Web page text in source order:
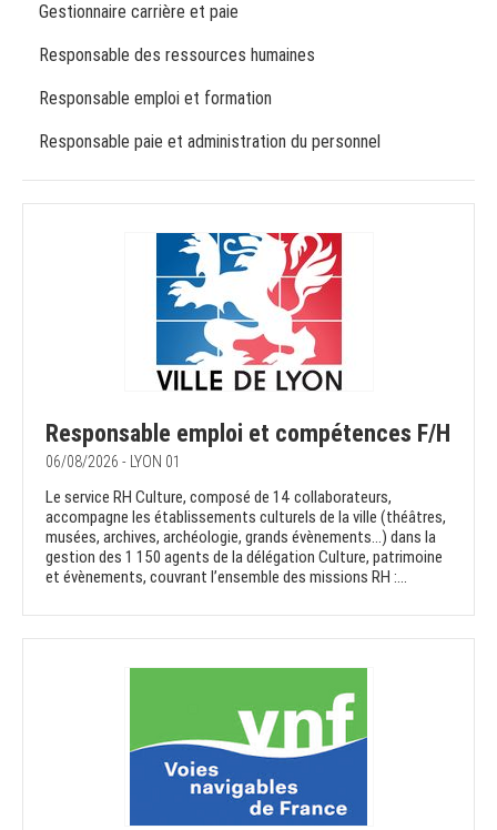
Gestionnaire carrière et paie
Responsable des ressources humaines
Responsable emploi et formation
Responsable paie et administration du personnel
Responsable emploi et compétences F/H
06/08/2026 - LYON 01
Le service RH Culture, composé de 14 collaborateurs,
accompagne les établissements culturels de la ville (théâtres,
musées, archives, archéologie, grands évènements...) dans la
gestion des 1 150 agents de la délégation Culture, patrimoine
et évènements, couvrant l’ensemble des missions RH :...